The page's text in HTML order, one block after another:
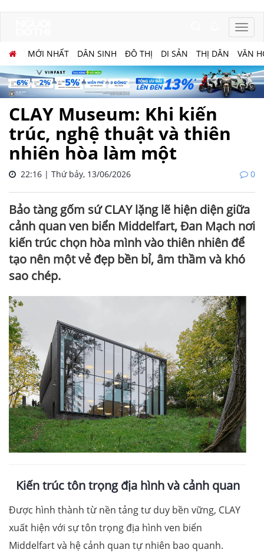
MỚI NHẤT DÂN SINH ĐÔ THỊ DI SẢN THỊ DÂN VĂN
CLAY Museum: Khi kiến
trúc, nghệ thuật và thiên
nhiên hòa làm một
22:16 | Thứ bảy, 13/06/2026 0
Bảo tàng gốm sứ CLAY lặng lẽ hiện diện giữa
cảnh quan ven biển Middelfart, Đan Mạch nơi
kiến trúc chọn hòa mình vào thiên nhiên để
tạo nên một vẻ đẹp bền bỉ, âm thầm và khó
sao chép.
Kiến trúc tôn trọng địa hình và cảnh quan
Được hình thành từ nền tảng tư duy bền vững, CLAY
xuất hiện với sự tôn trọng địa hình ven biển
Middelfart và hệ cảnh quan tự nhiên bao quanh.